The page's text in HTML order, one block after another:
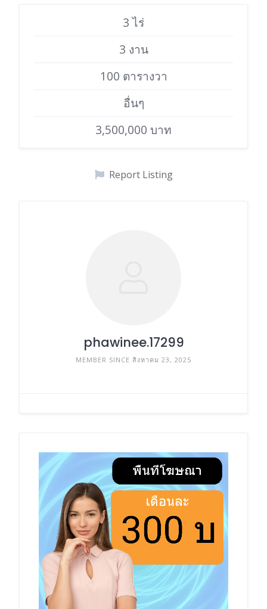
3 ไร่
3 งาน
100 ตารางวา
อื่นๆ
3,500,000 บาท
Report Listing
phawinee.17299
MEMBER SINCE สิงหาคม 23, 2025